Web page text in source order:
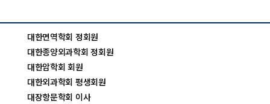
대한면역학회 정회원
대한종양외과학회 정회원
대한암학회 회원
대한외과학회 평생회원
대장항문학회 이사